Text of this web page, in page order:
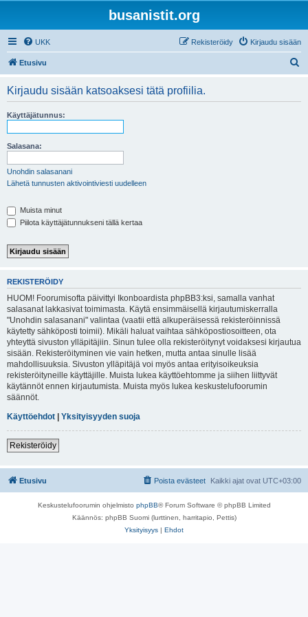
busanistit.org
UKK Kirjaudu sisään
Rekisteröidy
Etusivu
Kirjaudu sisään katsoaksesi tätä profiilia.
Käyttäjätunnus:
Salasana:
Unohdin salasanani
Lähetä tunnusten aktivointiviesti uudelleen
Muista minut
Piilota käyttäjätunnukseni tällä kertaa
REKISTERÖIDY
HUOM! Foorumisofta päivittyi Ikonboardista phpBB3:ksi, samalla vanhat
salasanat lakkasivat toimimasta. Käytä ensimmäisellä kirjautumiskerralla
"Unohdin salasanani" valintaa (vaatii että alkuperäisessä rekisteröinnissä
käytetty sähköposti toimii). Mikäli haluat vaihtaa sähköpostiosoitteen, ota
yhteyttä sivuston ylläpitäjiin. Sinun tulee olla rekisteröitynyt voidaksesi kirjautua
sisään. Rekisteröityminen vie vain hetken, mutta antaa sinulle lisää
mahdollisuuksia. Sivuston ylläpitäjä voi myös antaa erityisoikeuksia
rekisteröityneille käyttäjille. Muista lukea käyttöehtomme ja siihen liittyvät
käytännöt ennen kirjautumista. Muista myös lukea keskustelufoorumin
säännöt.
Käyttöehdot | Yksityisyyden suoja
Rekisteröidy
Etusivu Kaikki ajat ovat UTC+03:00
Poista evästeet
Keskustelufoorumin ohjelmisto phpBB® Forum Software © phpBB Limited
Käännös: phpBB Suomi (lurttinen, harritapio, Pettis)
Yksityisyys | Ehdot